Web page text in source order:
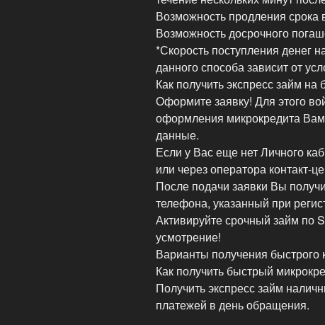
Возможность продления срока
Возможность досрочного
*Скорость поступления денег
данного способа зависит от
Как получить экспресс займ на
Оформите заявку! Для этого
оформления микрокредита
данные.
Если у Вас еще нет Личного
или через оператора контакт-
После подачи заявки Вы
телефона, указанный при
Активируйте срочный займ по
усмотрение!
Варианты получения быстрого
Как получить быстрый
Получить экспресс займ
платежей в день обращения.